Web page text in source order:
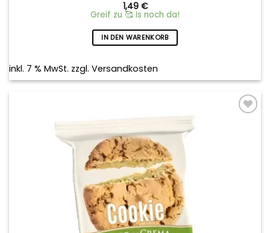
1,49 €
Greif zu 🥰 Is noch da!
IN DEN WARENKORB
inkl. 7 % MwSt. zzgl. Versandkosten